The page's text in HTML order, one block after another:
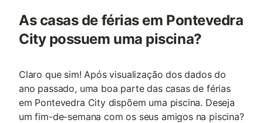
As casas de férias em Pontevedra
City possuem uma piscina?
Claro que sim! Após visualização dos dados do
ano passado, uma boa parte das casas de férias
em Pontevedra City dispõem uma piscina. Deseja
um fim-de-semana com os seus amigos na piscina?